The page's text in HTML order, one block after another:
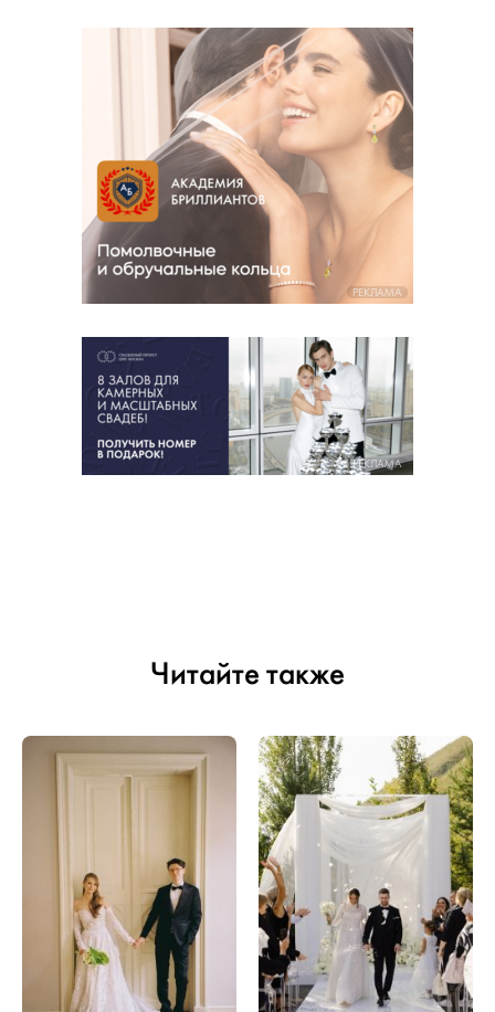
РЕКЛАМА
РЕКЛАМА
Читайте также